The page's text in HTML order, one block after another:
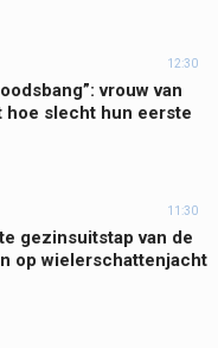
12:30
vrouw van
hoe slecht hun eerste
11:30
gezinsuitstap van de
op wielerschattenjacht